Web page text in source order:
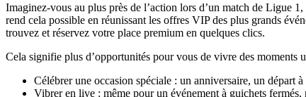
Imaginez-vous au plus près de l’action lors d’un match de Ligue
rend cela possible en réunissant les offres VIP des plus grands
trouvez et réservez votre place premium en quelques clics.
Cela signifie plus d’opportunités pour vous de vivre des moments
Célébrer une occasion spéciale : un anniversaire, un départ
Vibrer en live : même pour un événement à guichets